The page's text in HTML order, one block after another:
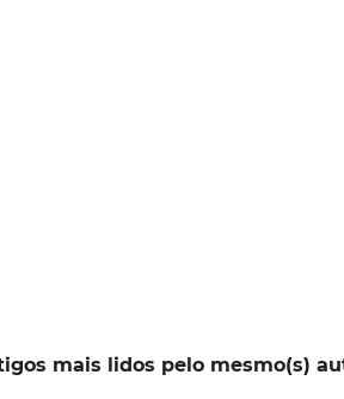
mais lidos pelo mesmo(s)